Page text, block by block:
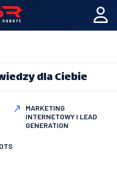
dla Ciebie
MARKETING
INTERNETOWY I LEAD
GENERATION